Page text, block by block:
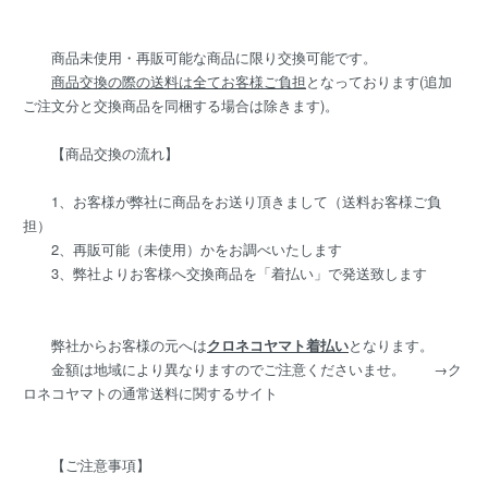
商品未使用・再販可能な商品に限り交換可能です。
商品交換の際の送料は全てお客様ご負担となっております(追加
ご注文分と交換商品を同梱する場合は除きます)。
【商品交換の流れ】
1、お客様が弊社に商品をお送り頂きまして（送料お客様ご負
担）
2、再販可能（未使用）かをお調べいたします
3、弊社よりお客様へ交換商品を「着払い」で発送致します
弊社からお客様の元へはクロネコヤマト着払いとなります。
金額は地域により異なりますのでご注意くださいませ。 →ク
ロネコヤマトの通常送料に関するサイト
【ご注意事項】